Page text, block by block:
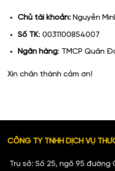
Chủ tài khoản: Nguyễn
Số TK: 0031100854007
Ngân hàng: TMCP Quân
Xin chân thành cảm ơn!
CÔNG TY TNHH DỊCH VỤ
Trụ sở: Số 25, ngõ 95 đường